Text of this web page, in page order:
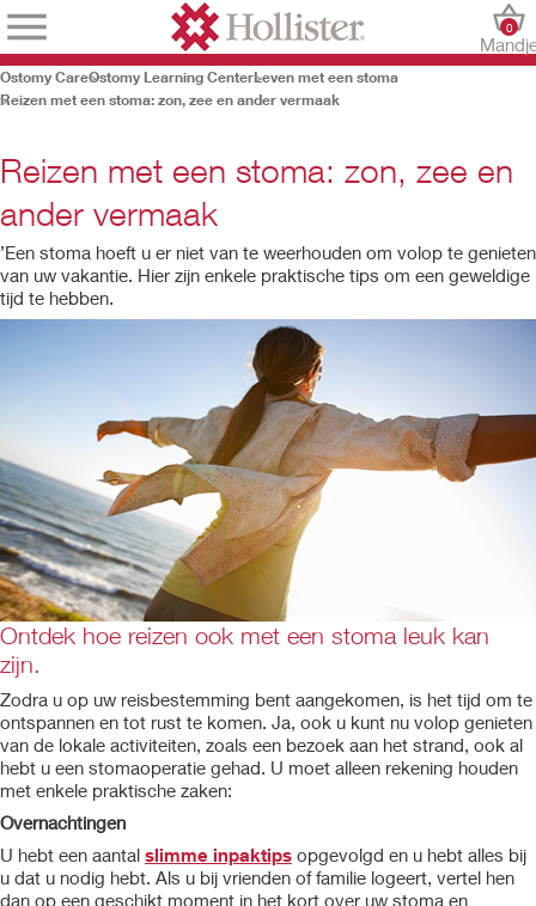
0
Ostomy CareOstomy Learning CenterLeven met een stoma
Reizen met een stoma: zon, zee en ander vermaak
Reizen met een stoma: zon, zee en
ander vermaak
’Een stoma hoeft u er niet van te weerhouden om volop te genieten
van uw vakantie. Hier zijn enkele praktische tips om een geweldige
tijd te hebben.
Ontdek hoe reizen ook met een stoma leuk kan
zijn.
Zodra u op uw reisbestemming bent aangekomen, is het tijd om te
ontspannen en tot rust te komen. Ja, ook u kunt nu volop genieten
van de lokale activiteiten, zoals een bezoek aan het strand, ook al
hebt u een stomaoperatie gehad. U moet alleen rekening houden
met enkele praktische zaken:
Overnachtingen
U hebt een aantal slimme inpaktips opgevolgd en u hebt alles bij
u dat u nodig hebt. Als u bij vrienden of familie logeert, vertel hen
dan op een geschikt moment in het kort over uw stoma en